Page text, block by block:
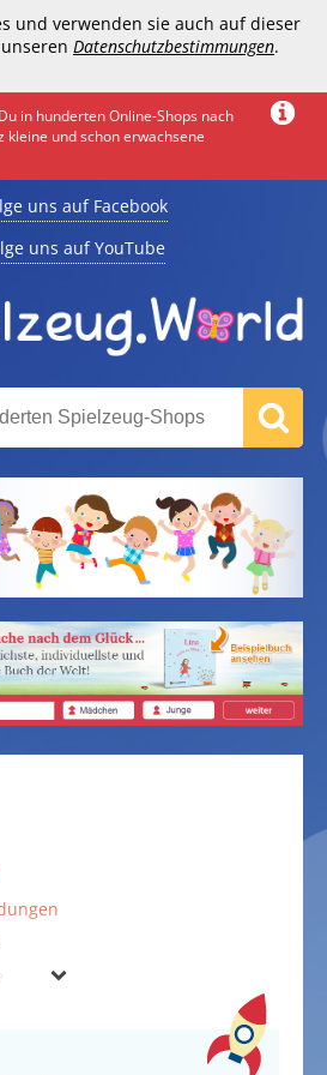
und verwenden sie auch auf dieser
Datenschutzbestimmungen.
in hunderten Online-Shops nach
kleine und schon erwachsene
uns auf Facebook
uns auf YouTube